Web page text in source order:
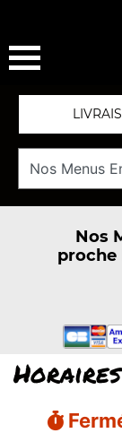
Nos
proche